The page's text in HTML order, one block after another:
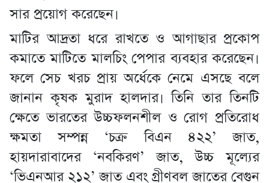
সার প্রয়োগ করেছেন।
মাটির আদ্রতা ধরে রাখতে ও আগাছার প্রকোপ
কমাতে মাটিতে মালচিং পেপার ব্যবহার করেছেন।
ফলে সেচ খরচ প্রায় অর্ধেকে নেমে এসছে বলে
জানান কৃষক মুরাদ হালদার। তিনি তার তিনটি
ক্ষেতে ভারতের উচ্চফলনশীল ও রোগ প্রতিরোধ
ক্ষমতা সম্পন্ন ‘চক্র বিএন ৪২২’ জাত,
হায়দারাবাদের ‘নবকিরণ’ জাত, উচ্চ মূল্যের
‘ভিএনআর ২১২’ জাত এবং গ্রীণবল জাতের বেগুন